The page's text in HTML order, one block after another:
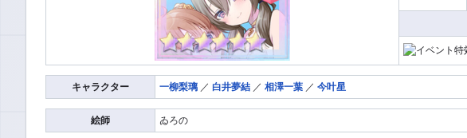
キャラクター 一柳梨璃 ／ 白井夢結 ／ 相澤一葉 ／ 今叶星
絵師 ゐろの